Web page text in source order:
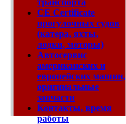
CE Certificate
прогулочных судов
(катера, яхты,
лодки, моторы)
Автосервис
американских и
европейских машин,
оригинальные
запчасти
Контакты, время
работы